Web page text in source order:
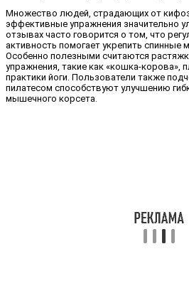
Множество людей, страдающих от
эффективные упражнения значительно
отзывах часто говорится о том, что
активность помогает укрепить спинные
Особенно полезными считаются
упражнения, такие как «кошка-корова»,
практики йоги. Пользователи также
пилатесом способствуют улучшению
мышечного корсета.